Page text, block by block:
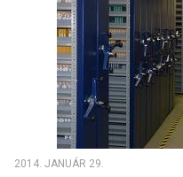
2014. JANUÁR 29.